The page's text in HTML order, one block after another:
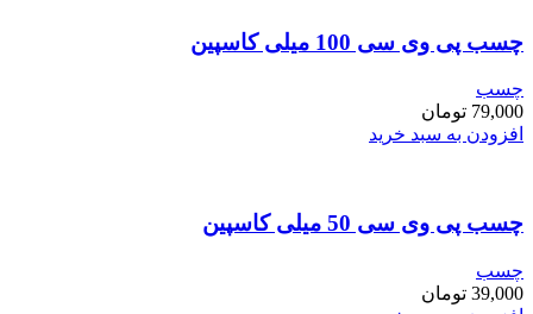
چسب پی وی سی 100 میلی کاسپین
چسب
79,000 تومان
افزودن به سبد خرید
چسب پی وی سی 50 میلی کاسپین
چسب
39,000 تومان